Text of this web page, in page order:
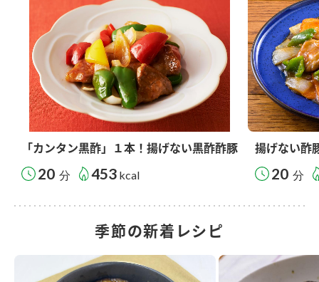
「カンタン黒酢」１本！揚げない黒酢酢豚
20 分 453 kcal
揚げない酢
20 分
季節の新着レシピ